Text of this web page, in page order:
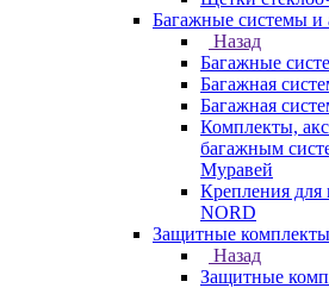
Багажные системы и
Назад
Багажные
Багажная
Багажная
Комплекты,
багажным
Муравей
Крепления для
NORD
Защитные
Назад
Защитные